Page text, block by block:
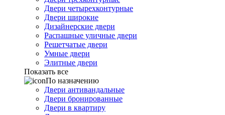
Двери четырехконтурные
Двери широкие
Дизайнерские двери
Распашные уличные двери
Решетчатые двери
Умные двери
Элитные двери
Показать все
По назначению
Двери антивандальные
Двери бронированные
Двери в квартиру